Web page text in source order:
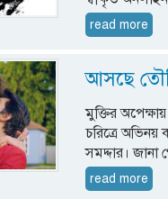
read more
আসছে
মুক্তির
চরিত্রে অভিনয়
সমদ্দার। জানা
read more